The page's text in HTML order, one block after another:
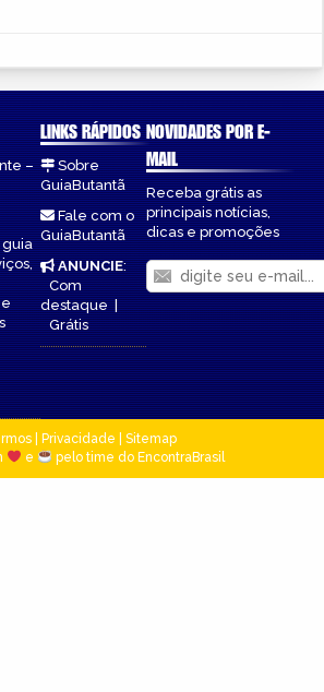
–
guia
LINKS RÁPIDOS
Sobre
GuiaButantã
Fale com o
GuiaButantã
ANUNCIE:
Com
destaque|
Grátis
NOVIDADES POR E-
MAIL
Receba grátis as
principais notícias,
dicas e promoções
| Privacidade
Sitemap
e pelo time do EncontraBrasil